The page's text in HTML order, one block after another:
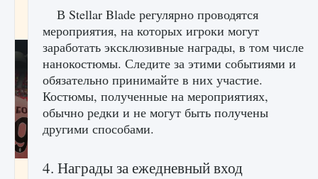
2 096 0 2
Входят ли «Милан» и «Интер» в EA FC 25
В Stellar Blade регулярно проводятся
мероприятия, на которых игроки могут
заработать эксклюзивные награды, в том числе
нанокостюмы. Следите за этими событиями и
обязательно принимайте в них участие.
Костюмы, полученные на мероприятиях,
обычно редки и не могут быть получены
другими способами.
4. Награды за ежедневный вход